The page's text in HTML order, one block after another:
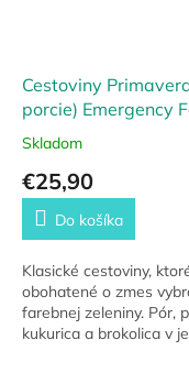
Cestoviny
porcie) Emergency
Skladom
€25,90
Do košíka
Klasické cestoviny,
obohatené o zmes
farebnej zeleniny. Pór,
kukurica a brokolica v